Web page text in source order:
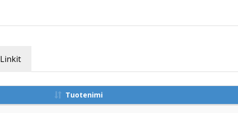
Linkit
Tuotenimi